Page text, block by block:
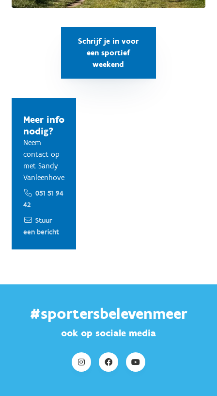
Schrijf je in voor
een sportief
weekend
Meer info
nodig?
Neem
contact op
met Sandy
Vanleenhove
051 51 94
42
Stuur
een bericht
#sportersbelevenmeer
ook op sociale media